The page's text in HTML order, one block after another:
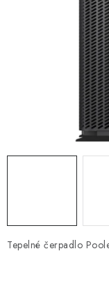
OBCHODNÉ
Tepelné čerpadlo